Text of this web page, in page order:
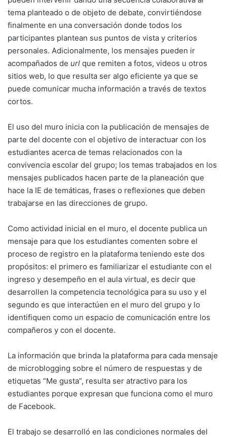
tema planteado o de objeto de debate, convirtiéndose
finalmente en una conversación donde todos los
participantes plantean sus puntos de vista y criterios
personales. Adicionalmente, los mensajes pueden ir
acompañados de url que remiten a fotos, videos u otros
sitios web, lo que resulta ser algo eficiente ya que se
puede comunicar mucha información a través de textos
cortos.
El uso del muro inicia con la publicación de mensajes de
parte del docente con el objetivo de interactuar con los
estudiantes acerca de temas relacionados con la
convivencia escolar del grupo; los temas trabajados en los
mensajes publicados hacen parte de la planeación que
hace la IE de temáticas, frases o reflexiones que deben
trabajarse en las direcciones de grupo.
Como actividad inicial en el muro, el docente publica un
mensaje para que los estudiantes comenten sobre el
proceso de registro en la plataforma teniendo este dos
propósitos: el primero es familiarizar el estudiante con el
ingreso y desempeño en el aula virtual, es decir que
desarrollen la competencia tecnológica para su uso y el
segundo es que interactúen en el muro del grupo y lo
identifiquen como un espacio de comunicación entre los
compañeros y con el docente.
La información que brinda la plataforma para cada mensaje
de microblogging sobre el número de respuestas y de
etiquetas “Me gusta”, resulta ser atractivo para los
estudiantes porque expresan que funciona como el muro
de Facebook.
El trabajo se desarrolló en las condiciones normales del